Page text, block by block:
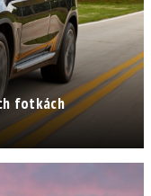
fotkách